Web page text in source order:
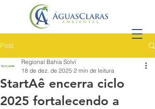
Post
StartAê encerra ciclo
2025 fortalecendo a
Regional Bahia Solví
18 de dez. de 2025 2 min de leitura